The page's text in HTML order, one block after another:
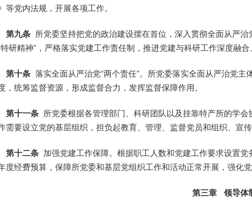
等党内法规，开展各项工作。
第九条 所党委坚持把党的政治建设摆在首位，深入贯彻全面从严
特研精神”，严格落实党建工作责任制，推进党建与科研工作深度融合
第十条 落实全面从严治党“两个责任”。所党委落实全面从严治党
，统筹监督资源，形成监督合力，发挥监督保障作用。
第十一条 所党委根据各管理部门、科研团队以及挂靠特产所的学
需要设立党的基层组织，担负起教育、管理、监督党员和组织、宣
第十二条 加强党建工作保障。根据职工人数和党建工作要求设置
度经费预算，保障所党委和基层党组织工作和活动正常开展，强化党
第三章 领导体